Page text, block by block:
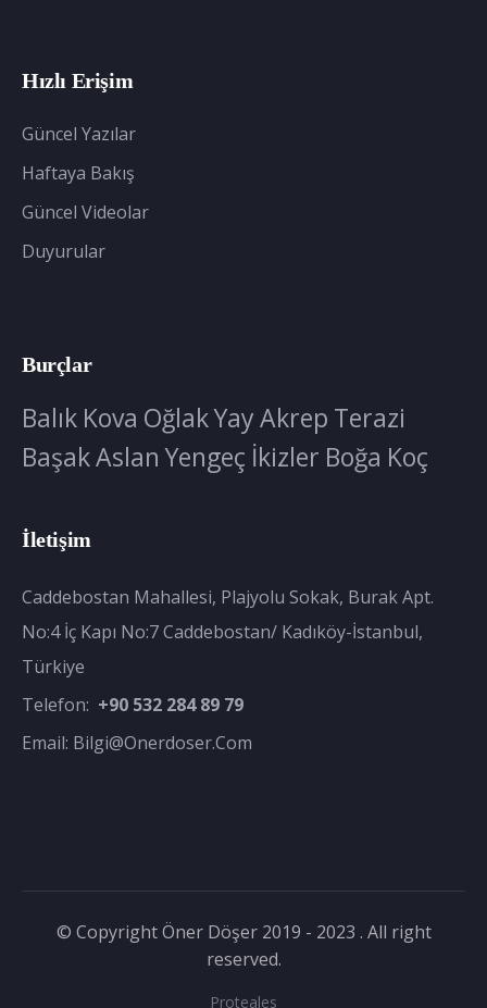
Hızlı Erişim
Güncel Yazılar
Haftaya Bakış
Güncel Videolar
Duyurular
Burçlar
Balık Kova OğlakYayAkrep Terazi
BaşakAslan Yengeç İkizler Boğa Koç
İletişim
Caddebostan Mahallesi, Plajyolu Sokak, Burak Apt.
No:4 İç Kapı No:7 Caddebostan/ Kadıköy-İstanbul,
Türkiye
Telefon: +90 532 284 89 79
Email: Bilgi@onerdoser.com
© Copyright Öner Döşer 2019 - 2023 . All right
reserved.
Proteales